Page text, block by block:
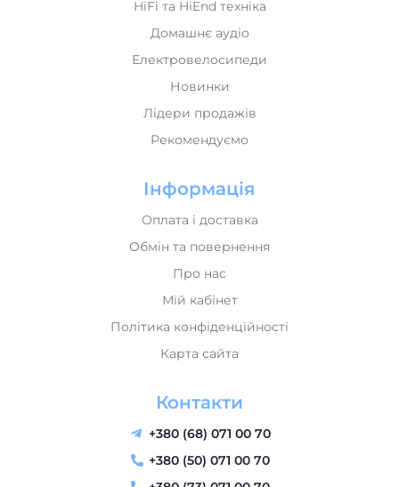
Електровелосипеди
Новинки
Лідери продажів
Рекомендуємо
Інформація
Обмін та повернення
Про нас
Мій кабінет
Політика конфіденційності
Карта сайта
Контакти
+380 (73) 071 00 70
send@music-house.in.ua